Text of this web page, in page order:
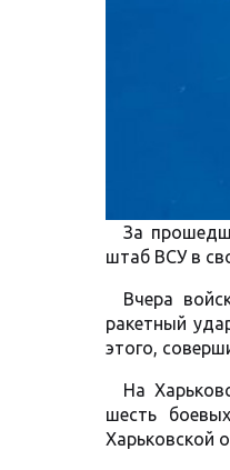
За
штаб ВСУ в
Вчера
ракетный
этого,
На
шесть
Харьковской